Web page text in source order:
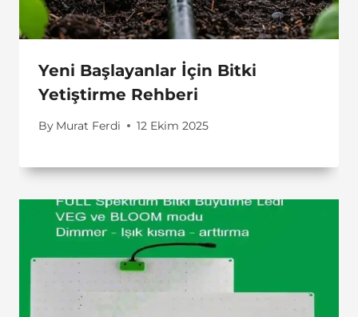
Yeni Başlayanlar İçin Bitki
Yetiştirme Rehberi
By Murat Ferdi 12 Ekim 2025